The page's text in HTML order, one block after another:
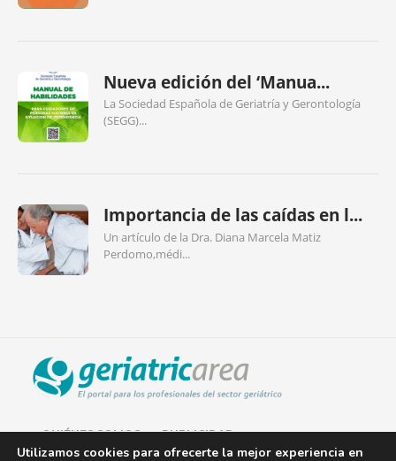
Nueva edición del ‘Manua...
La Sociedad Española de Geriatría y Gerontología
(SEGG)...
Importancia de las caídas en l...
Un artículo de la Dra. Diana Marcela Matiz
Perdomo,médi...
QUIÉNES SOMOS PUBLICIDAD
Utilizamos cookies para ofrecerte la mejor experiencia en